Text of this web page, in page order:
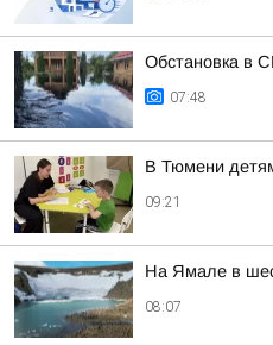
Обстановка в
07:48
В Тюмени
09:21
На Ямале в
08:07